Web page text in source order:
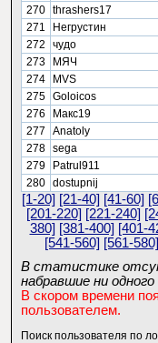
270 thrashers17
271
Негрустин
272
чудо
273
МЯЧ
274
MVS
275 Goloicos
276
Макс19
277
Anatoly
278 sega
279
Patrul911
280 dostupnij
[1-20] [21-40] [41-60]
[201-220] [221-240]
380] [381-400] [401-
[541-560] [561-580]
В статистике
набравшие ни одного
В скором времени
пользователем.
Поиск пользователя по